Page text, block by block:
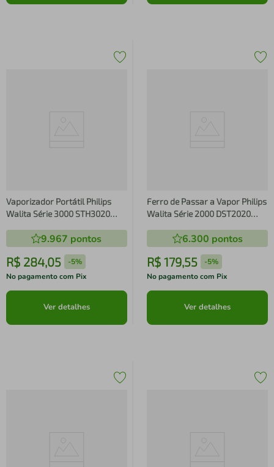
Vaporizador Portátil Philips
Walita Série 3000 STH3020
120ml Branco
9.967 pontos
R$ 284,05 -5%
No pagamento com Pix
Ver detalhes
Ferro de Passar a Vapor Philips
Walita Série 2000 DST2020
250ml Calc Clean Roxo
6.300 pontos
R$ 179,55 -5%
No pagamento com Pix
Ver detalhes